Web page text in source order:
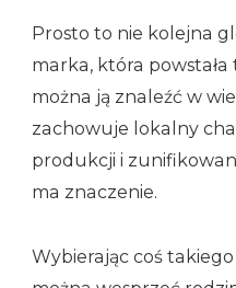
Prosto to nie kolejna
marka, która powstała
można ją znaleźć w
zachowuje lokalny
produkcji i
ma znaczenie.
Wybierając coś